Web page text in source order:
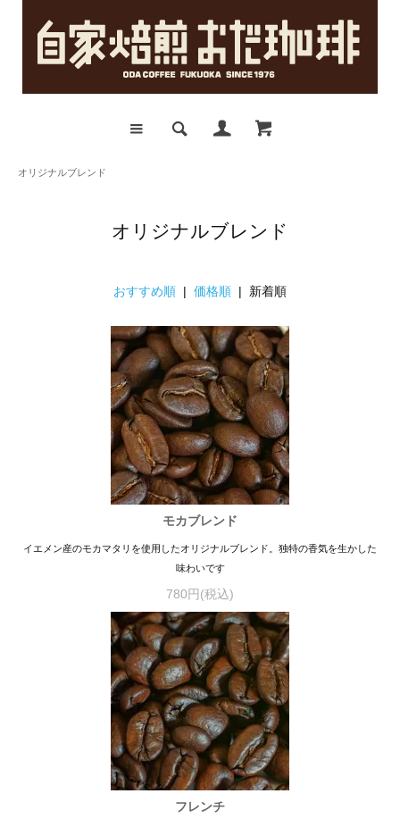
オリジナルブレンド
オリジナルブレンド
おすすめ順 | 価格順 | 新着順
モカブレンド
イエメン産のモカマタリを使用したオリジナルブレンド。独特の香気を生かした
味わいです
780円(税込)
フレンチ